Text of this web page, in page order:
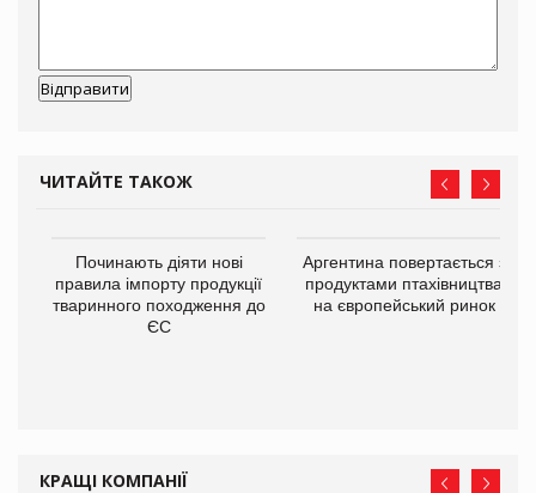
ЧИТАЙТЕ ТАКОЖ
Починають діяти нові
правила імпорту продукції
тваринного походження до
ЄС
Аргентина повертається з
продуктами птахівництва
на європейський ринок
КРАЩІ КОМПАНІЇ